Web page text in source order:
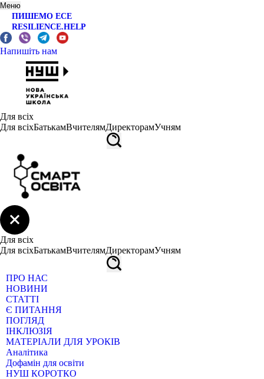
Меню
ПИШЕМО ЕСЕ
RESILIENCE.HELP
Напишіть нам
Для всіх
Для всіхБатькамВчителямДиректорамУчням
Для всіх
Для всіхБатькамВчителямДиректорамУчням
ПРО НАС
НОВИНИ
СТАТТІ
Є ПИТАННЯ
ПОГЛЯД
ІНКЛЮЗІЯ
МАТЕРІАЛИ ДЛЯ УРОКІВ
Аналітика
Дофамін для освіти
НУШ КОРОТКО